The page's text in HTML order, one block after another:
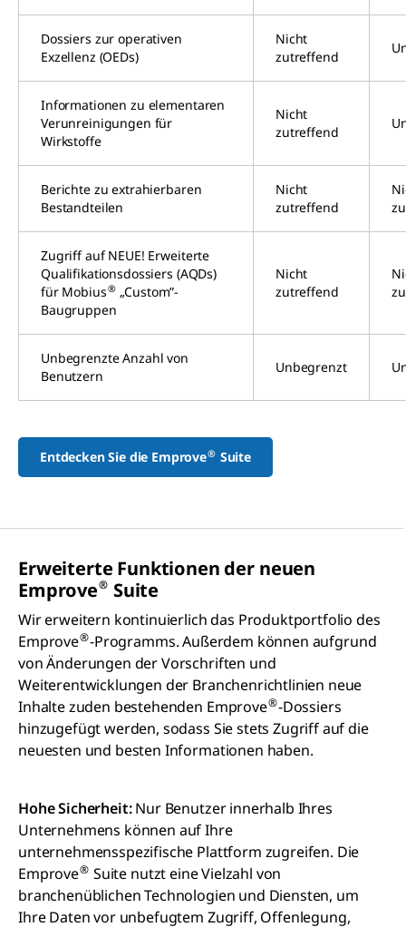
Dossiers zur operativen
Exzellenz (OEDs)
Nicht
zutreffend
Informationen zu elementaren
Verunreinigungen für
Wirkstoffe
Nicht
zutreffend
Berichte zu extrahierbaren
Bestandteilen
Nicht
zutreffend
Zugriff auf NEUE! Erweiterte
Qualifikationsdossiers (AQDs)
für Mobius® „Custom”-
Baugruppen
Nicht
zutreffend
Unbegrenzte Anzahl von
Benutzern
Unbegrenzt
Entdecken Sie die Emprove® Suite
Erweiterte Funktionen der neuen
Emprove® Suite
Wir erweitern kontinuierlich das Produktportfolio des
Emprove®-Programms. Außerdem können aufgrund
von Änderungen der Vorschriften und
Weiterentwicklungen der Branchenrichtlinien neue
Inhalte zuden bestehenden Emprove®-Dossiers
hinzugefügt werden, sodass Sie stets Zugriff auf die
neuesten und besten Informationen haben.
Hohe Sicherheit:Nur Benutzer innerhalb Ihres
Unternehmens können auf Ihre
unternehmensspezifische Plattform zugreifen. Die
Emprove® Suite nutzt eine Vielzahl von
branchenüblichen Technologien und Diensten, um
Ihre Daten vor unbefugtem Zugriff, Offenlegung,